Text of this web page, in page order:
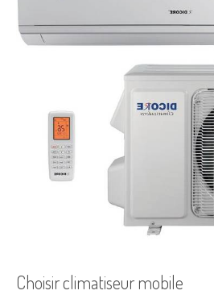
Choisir climatiseur mobile